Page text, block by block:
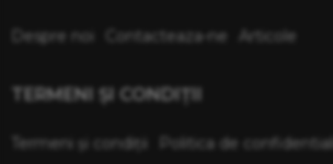
Despre noi Contacteaza-ne Articole
TERMENI ŞI CONDIŢII
Termeni şi condiţii
Politica de